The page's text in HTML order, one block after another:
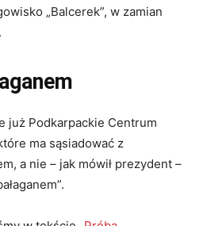
„Balcerek”, w zamian
już Podkarpackie Centrum
ma sąsiadować z
a nie – jak mówił prezydent –